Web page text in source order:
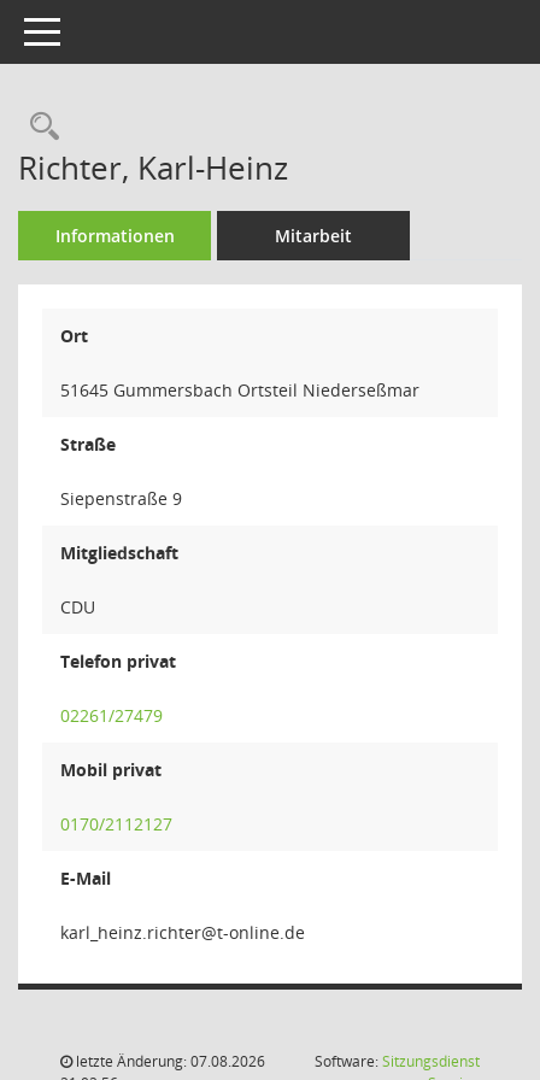
Toggle navigation
Rechercheauswahl
Richter, Karl-Heinz
Informationen Mitarbeit
Ort
51645 Gummersbach Ortsteil Niederseßmar
Straße
Siepenstraße 9
Mitgliedschaft
CDU
Telefon privat
02261/27479
Mobil privat
0170/2112127
E-Mail
rethcir.z
letzte Änderung: 07.08.2026
Software:Sitzungsdienst